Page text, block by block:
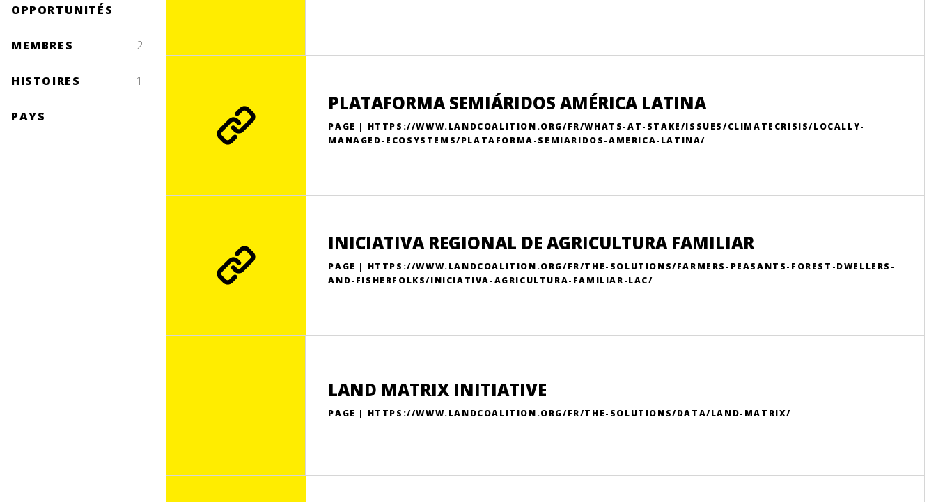
OPPORTUNITÉS
MEMBRES 2
HISTOIRES 1
PAYS
PLATAFORMA SEMIÁRIDOS AMÉRICA LATINA
PAGE | HTTPS://WWW.LANDCOALITION.ORG/FR/WHATS-AT-STAKE/ISSUES/CLIMATECRISIS/LOCALLY-
MANAGED-ECOSYSTEMS/PLATAFORMA-SEMIARIDOS-AMERICA-LATINA/
INICIATIVA REGIONAL DE AGRICULTURA FAMILIAR
PAGE | HTTPS://WWW.LANDCOALITION.ORG/FR/THE-SOLUTIONS/FARMERS-PEASANTS-FOREST-DWELLERS-
AND-FISHERFOLKS/INICIATIVA-AGRICULTURA-FAMILIAR-LAC/
LAND MATRIX INITIATIVE
PAGE | HTTPS://WWW.LANDCOALITION.ORG/FR/THE-SOLUTIONS/DATA/LAND-MATRIX/